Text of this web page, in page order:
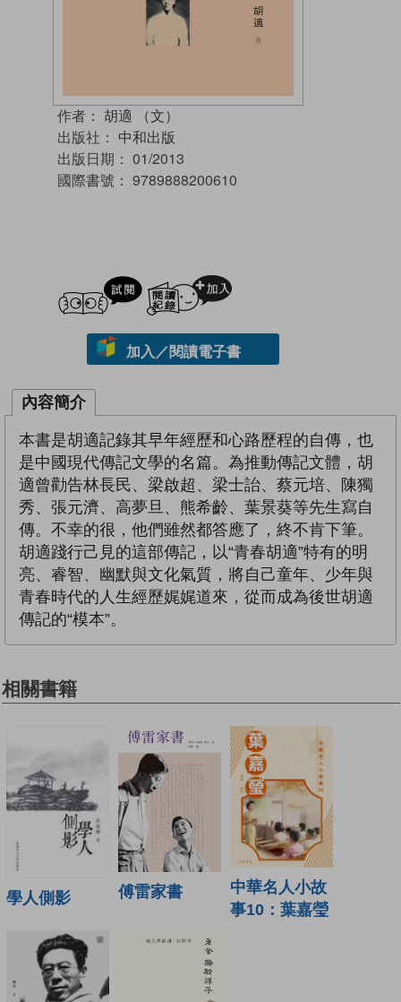
作者： 胡適 （文）
出版社： 中和出版
出版日期： 01/2013
國際書號： 9789888200610
試閲
加入／閱讀電子書
內容簡介
本書是胡適記錄其早年經歷和心路歷程的自傳，也
是中國現代傳記文學的名篇。為推動傳記文體，胡
適曾勸告林長民、梁啟超、梁士詒、蔡元培、陳獨
秀、張元濟、高夢旦、熊希齡、葉景葵等先生寫自
傳。不幸的很，他們雖然都答應了，終不肯下筆。
胡適踐行己見的這部傳記，以“青春胡適”特有的明
亮、睿智、幽默與文化氣質，將自己童年、少年與
青春時代的人生經歷娓娓道來，從而成為後世胡適
傳記的“模本”。
相關書籍
學人側影 傅雷家書
中華名人小故
事10：葉嘉瑩